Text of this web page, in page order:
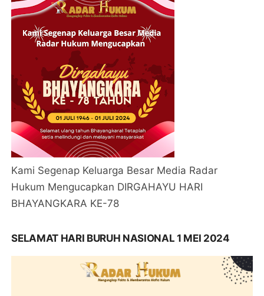
Kami Segenap Keluarga Besar Media Radar
Hukum Mengucapkan DIRGAHAYU HARI
BHAYANGKARA KE-78
SELAMAT HARI BURUH NASIONAL 1 MEI 2024